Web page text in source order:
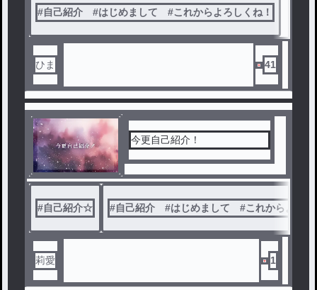
#自己紹介 #はじめまして #これからよろしくね！
ひま 41
今更自己紹介！
#自己紹介☆ #自己紹介 #はじめまして #これからよろし
莉愛 1